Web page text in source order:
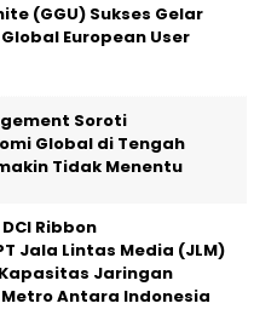
(GGU) Sukses Gelar
European User
Soroti
Global di Tengah
Tidak Menentu
Ribbon
Jala Lintas Media (JLM)
Jaringan
Antara Indonesia